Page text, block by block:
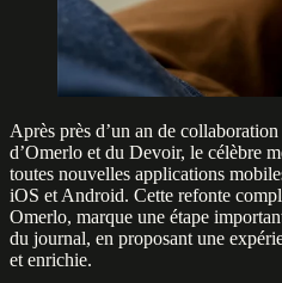
Après près d’un an de
d’Omerlo et du Devoir, le célèbre
toutes nouvelles applications
iOS et Android. Cette refonte
Omerlo, marque une étape
du journal, en proposant une
et enrichie.